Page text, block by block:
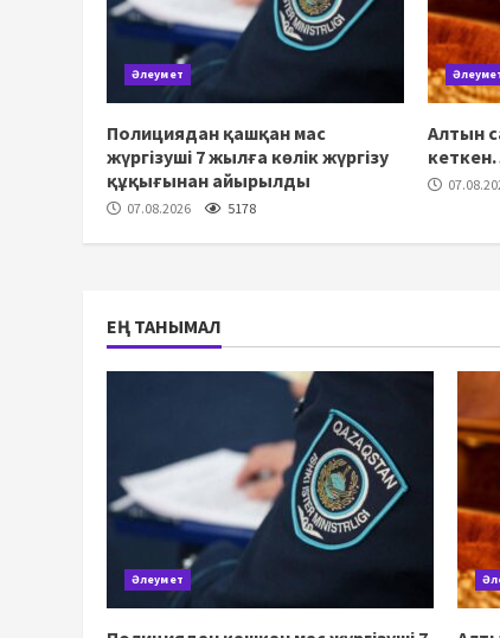
Әлеумет
Полициядан қашқан мас
жүргізуші 7 жылға көлік жүргізу
құқығынан айырылды
07.08.2026 5178
Алтын
ЕҢ ТАНЫМАЛ
Әлеумет